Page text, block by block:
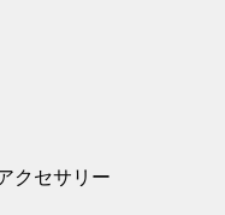
クセサリー